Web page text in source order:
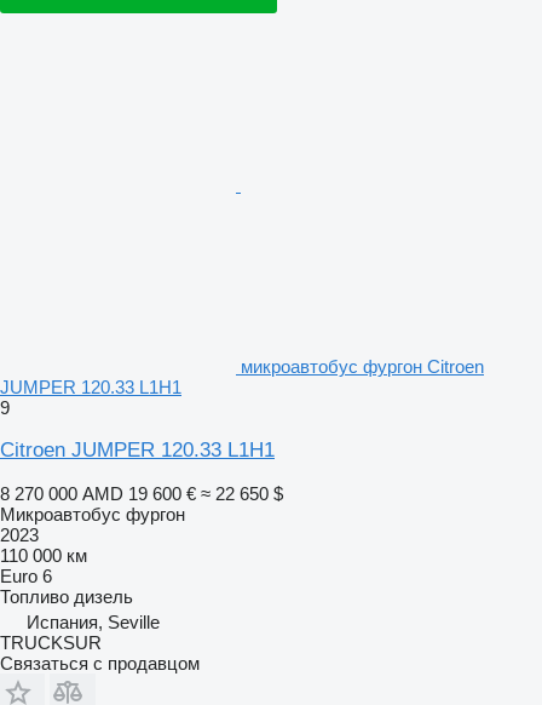
микроавтобус фургон Citroen
JUMPER 120.33 L1H1
9
Citroen JUMPER 120.33 L1H1
8 270 000 AMD 19 600 € ≈ 22 650 $
Микроавтобус фургон
2023
110 000 км
Euro 6
Топливо дизель
Испания, Seville
TRUCKSUR
Связаться с продавцом